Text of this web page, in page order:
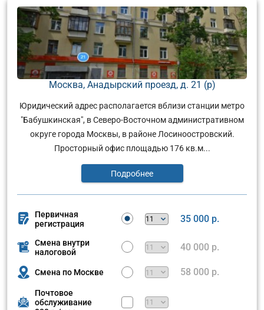
Москва, Анадырский проезд, д. 21 (р)
Юридический адрес располагается вблизи станции метро
"Бабушкинская", в Северо-Восточном административном
округе города Москвы, в районе Лосиноостровский.
Просторный офис площадью 176 кв.м...
Подробнее
Первичная
регистрация
35 000 р.
Смена внутри
налоговой
40 000 р.
Смена по Москве 58 000 р.
Почтовое
обслуживание